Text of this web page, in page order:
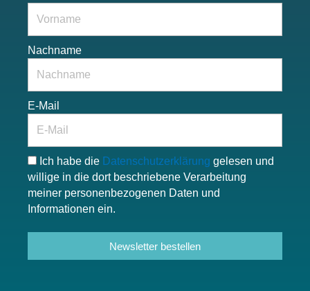
Nachname
E-Mail
Ich habe die Datenschutzerklärung gelesen und
willige in die dort beschriebene Verarbeitung
meiner personenbezogenen Daten und
Informationen ein.
Newsletter bestellen